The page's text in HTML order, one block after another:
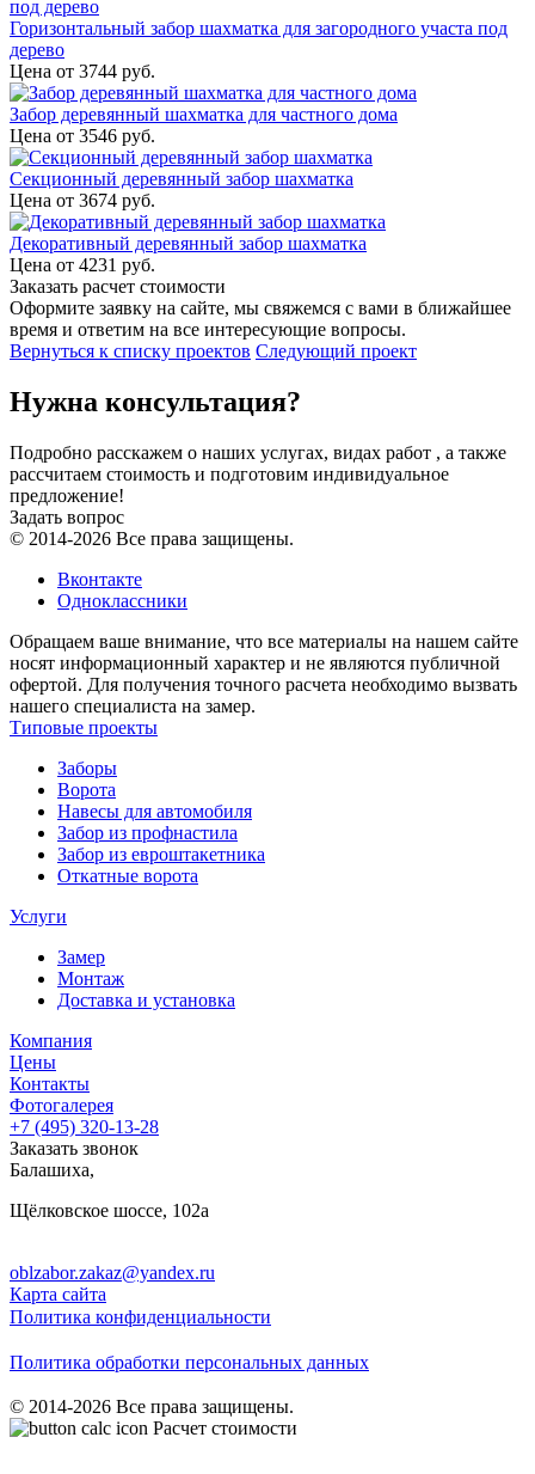
Горизонтальный забор шахматка для загородного участа под
дерево
Цена от 3744 руб.
Забор деревянный шахматка для частного дома
Цена от 3546 руб.
Секционный деревянный забор шахматка
Цена от 3674 руб.
Декоративный деревянный забор шахматка
Цена от 4231 руб.
Заказать расчет стоимости
Оформите заявку на сайте, мы свяжемся с вами в ближайшее
время и ответим на все интересующие вопросы.
Вернуться к списку проектов Следующий проект
Нужна консультация?
Подробно расскажем о наших услугах, видах работ , а также
рассчитаем стоимость и подготовим индивидуальное
предложение!
Задать вопрос
© 2014-2026 Все права защищены.
Вконтакте
Одноклассники
Обращаем ваше внимание, что все материалы на нашем сайте
носят информационный характер и не являются публичной
офертой. Для получения точного расчета необходимо вызвать
нашего специалиста на замер.
Типовые проекты
Заборы
Ворота
Навесы для автомобиля
Забор из профнастила
Забор из евроштакетника
Откатные ворота
Услуги
Замер
Монтаж
Доставка и установка
Компания
Цены
Контакты
Фотогалерея
+7 (495) 320-13-28
Заказать звонок
Балашиха,
Щёлковское шоссе, 102а
oblzabor.zakaz@yandex.ru
Карта сайта
Политика конфиденциальности
Политика обработки персональных данных
© 2014-2026 Все права защищены.
Расчет стоимости